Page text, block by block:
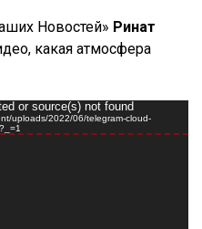
Новостей» Ринат
какая атмосфера
or source(s) not found
uploads/2022/06/telegram-cloud-